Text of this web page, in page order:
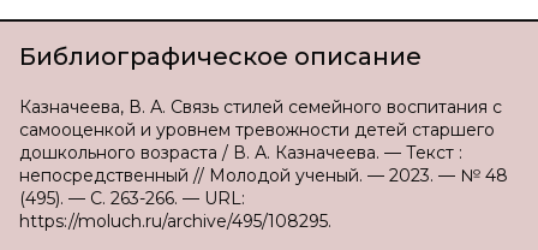
Библиографическое описание
Казначеева, В. А. Связь стилей семейного воспитания с
самооценкой и уровнем тревожности детей старшего
дошкольного возраста / В. А. Казначеева. — Текст :
непосредственный // Молодой ученый. — 2023. — № 48
(495). — С. 263-266. — URL:
https://moluch.ru/archive/495/108295.